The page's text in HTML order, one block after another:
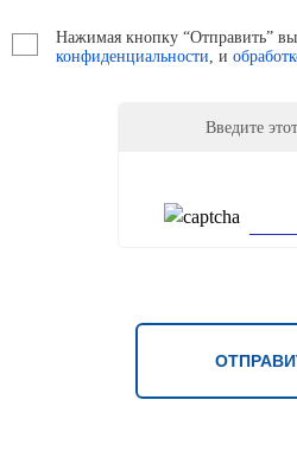
Нажимая кнопку “Отправить” вы
конфиденциальности, и
Введите